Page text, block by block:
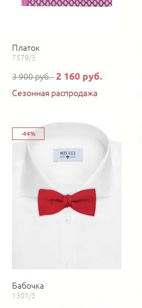
Платок
7579/3
3 900 руб.2 160 руб.
Сезонная распродажа
-44%
Бабочка
1301/5